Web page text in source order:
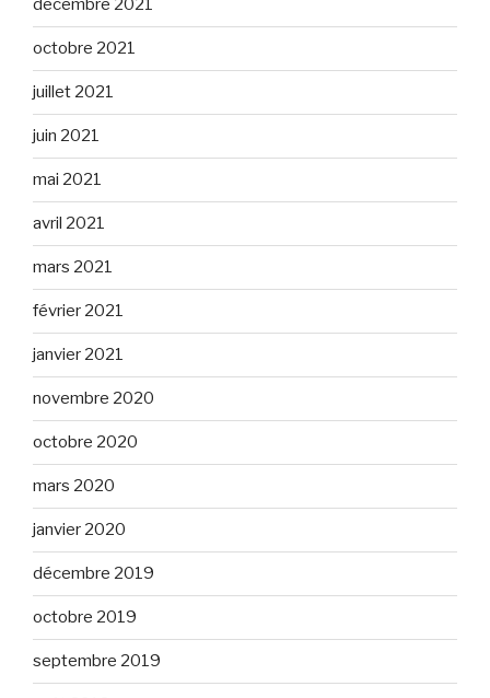
décembre 2021
octobre 2021
juillet 2021
juin 2021
mai 2021
avril 2021
mars 2021
février 2021
janvier 2021
novembre 2020
octobre 2020
mars 2020
janvier 2020
décembre 2019
octobre 2019
septembre 2019